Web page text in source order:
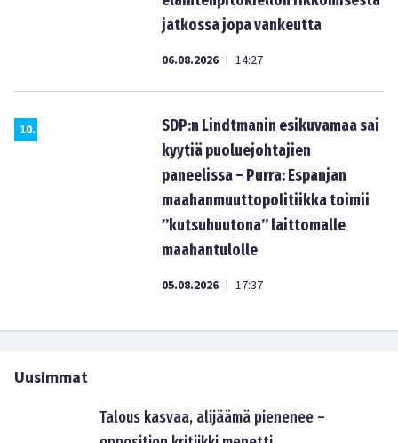
jatkossa jopa vankeutta
06.08.2026 | 14:27
10.
SDP:n Lindtmanin esikuvamaa sai
kyytiä puoluejohtajien
paneelissa – Purra: Espanjan
maahanmuuttopolitiikka toimii
”kutsuhuutona” laittomalle
maahantulolle
05.08.2026 | 17:37
Uusimmat
Talous kasvaa, alijäämä pienenee –